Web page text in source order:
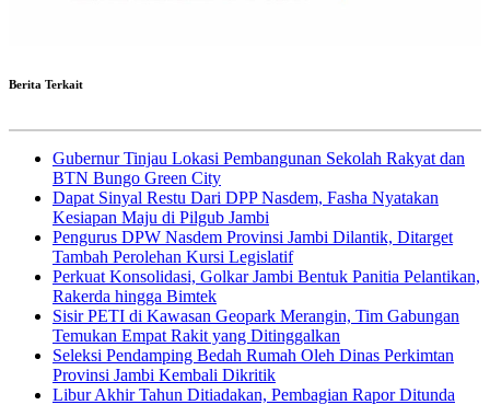
Berita Terkait
Gubernur Tinjau Lokasi Pembangunan Sekolah Rakyat dan
BTN Bungo Green City
Dapat Sinyal Restu Dari DPP Nasdem, Fasha Nyatakan
Kesiapan Maju di Pilgub Jambi
Pengurus DPW Nasdem Provinsi Jambi Dilantik, Ditarget
Tambah Perolehan Kursi Legislatif
Perkuat Konsolidasi, Golkar Jambi Bentuk Panitia Pelantikan,
Rakerda hingga Bimtek
Sisir PETI di Kawasan Geopark Merangin, Tim Gabungan
Temukan Empat Rakit yang Ditinggalkan
Seleksi Pendamping Bedah Rumah Oleh Dinas Perkimtan
Provinsi Jambi Kembali Dikritik
Libur Akhir Tahun Ditiadakan, Pembagian Rapor Ditunda